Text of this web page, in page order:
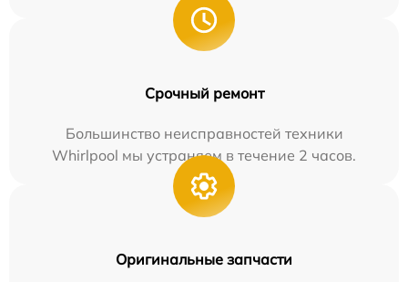
Срочный ремонт
Большинство неисправностей техники
Whirlpool мы устраняем в течение 2 часов.
Оригинальные запчасти